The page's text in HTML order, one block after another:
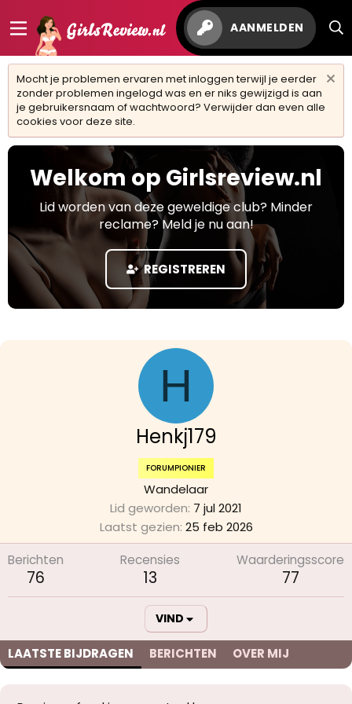
AANMELDEN
Mocht je problemen ervaren met inloggen terwijl je eerder
zonder problemen ingelogd was en er niks gewijzigd is aan
je gebruikersnaam of wachtwoord? Verwijder dan even alle
cookies voor deze site.
Welkom op Girlsreview.nl
Lid worden van deze geweldige club? Minder
reclame? Meld je nu aan!
REGISTREREN
H
Henkj179
FORUMPIONIER
Wandelaar
Lid geworden 7 jul 2021
Laatst gezien 25 feb 2026
Berichten
76
Recensies
13
Waarderingsscore
77
VIND
LAATSTE BIJDRAGEN BERICHTEN OVER MIJ